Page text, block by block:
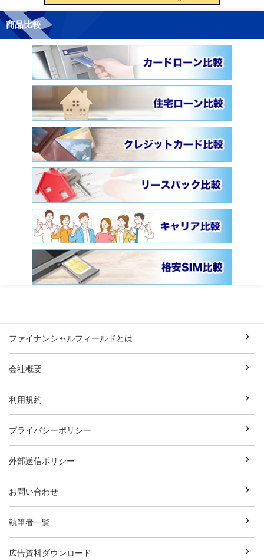
商品比較
ファイナンシャルフィールドとは
会社概要
利用規約
プライバシーポリシー
外部送信ポリシー
お問い合わせ
執筆者一覧
広告資料ダウンロード